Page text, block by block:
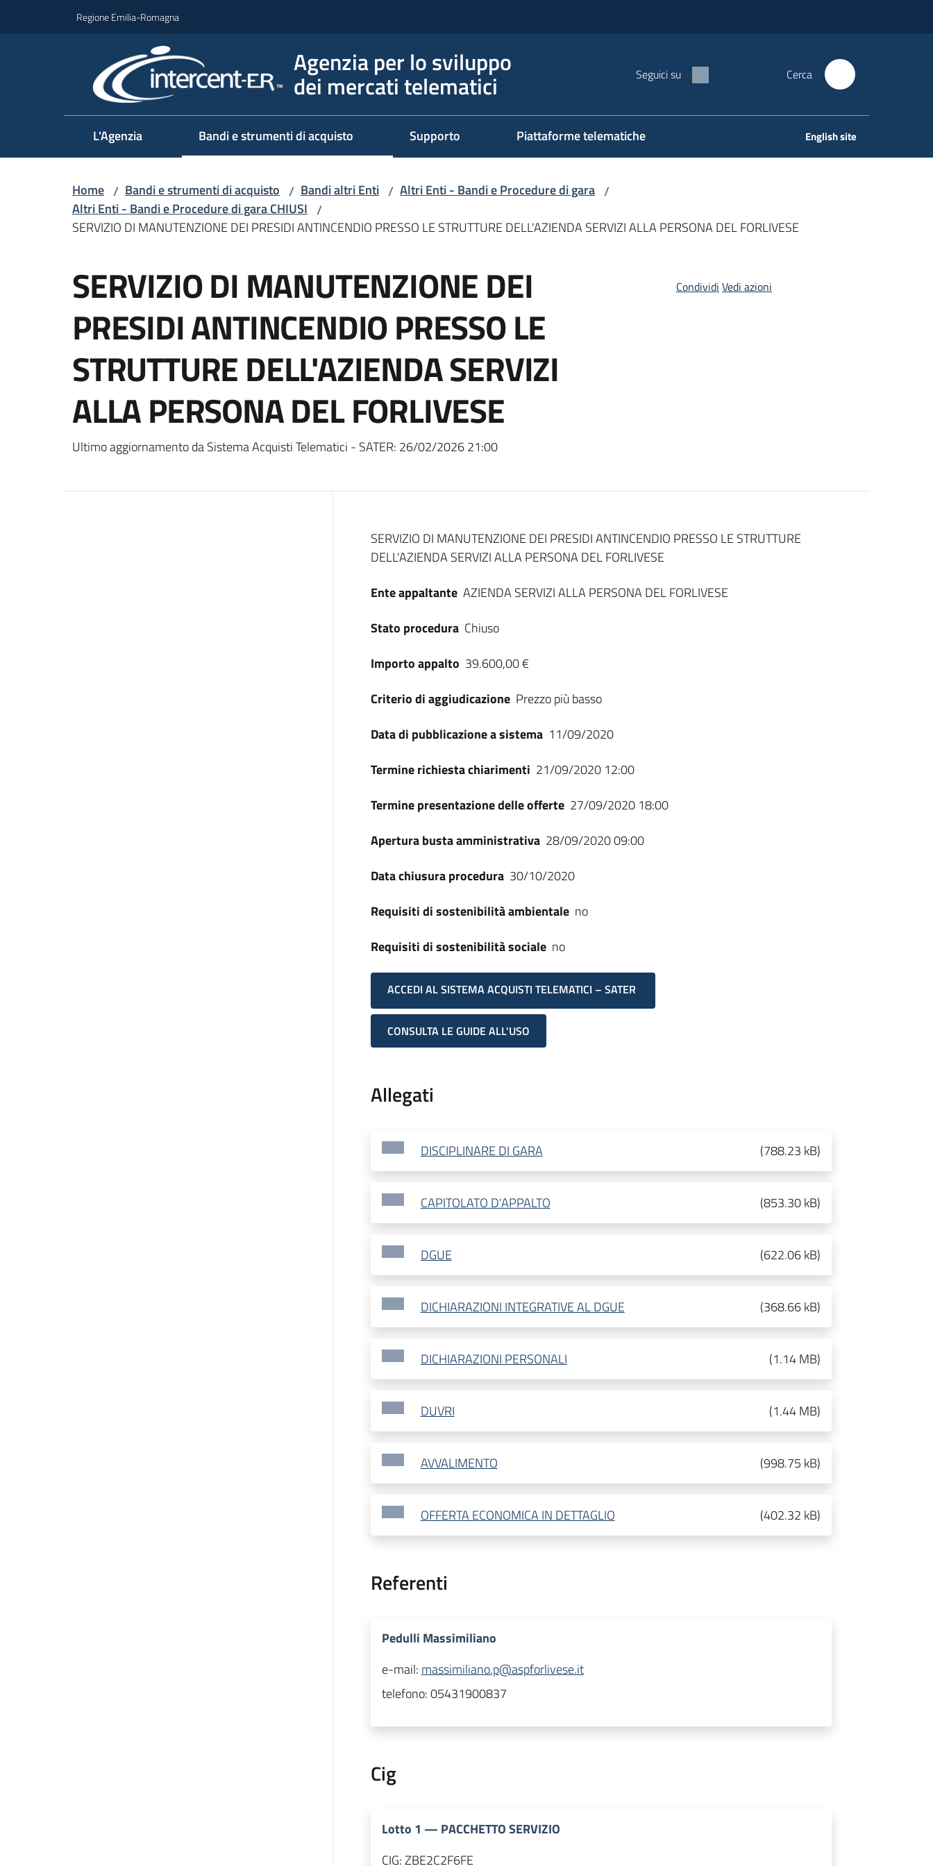
Regione Emilia-Romagna
Agenzia per lo sviluppo
dei mercati telematici Seguici su Cerca
L'Agenzia Bandi e strumenti di acquisto Supporto Piattaforme telematiche English site
Home / Bandi e strumenti di acquisto / Bandi altri Enti / Altri Enti - Bandi e Procedure di gara /
Altri Enti - Bandi e Procedure di gara CHIUSI /
SERVIZIO DI MANUTENZIONE DEI PRESIDI ANTINCENDIO PRESSO LE STRUTTURE DELL'AZIENDA SERVIZI ALLA PERSONA DEL FORLIVESE
SERVIZIO DI MANUTENZIONE DEI
PRESIDI ANTINCENDIO PRESSO LE
STRUTTURE DELL'AZIENDA SERVIZI
ALLA PERSONA DEL FORLIVESE
Ultimo aggiornamento da Sistema Acquisti Telematici - SATER: 26/02/2026 21:00
Condividi Vedi azioni
Dati del bando
SERVIZIO DI MANUTENZIONE DEI PRESIDI ANTINCENDIO PRESSO LE STRUTTURE
DELL'AZIENDA SERVIZI ALLA PERSONA DEL FORLIVESE
Ente appaltante AZIENDA SERVIZI ALLA PERSONA DEL FORLIVESE
Stato procedura Chiuso
Importo appalto 39.600,00 €
Criterio di aggiudicazione Prezzo più basso
Data di pubblicazione a sistema 11/09/2020
Termine richiesta chiarimenti 21/09/2020 12:00
Termine presentazione delle offerte 27/09/2020 18:00
Apertura busta amministrativa 28/09/2020 09:00
Data chiusura procedura 30/10/2020
Requisiti di sostenibilità ambientale no
Requisiti di sostenibilità sociale no
ACCEDI AL SISTEMA ACQUISTI TELEMATICI – SATER
CONSULTA LE GUIDE ALL'USO
Allegati
DISCIPLINARE DI GARA (788.23 kB)
CAPITOLATO D'APPALTO (853.30 kB)
DGUE (622.06 kB)
DICHIARAZIONI INTEGRATIVE AL DGUE (368.66 kB)
DICHIARAZIONI PERSONALI (1.14 MB)
DUVRI (1.44 MB)
AVVALIMENTO (998.75 kB)
OFFERTA ECONOMICA IN DETTAGLIO (402.32 kB)
Referenti
Pedulli Massimiliano
e-mail: massimiliano.p@aspforlivese.it
telefono:05431900837
Cig
Lotto 1 — PACCHETTO SERVIZIO
CIG:ZBE2C2F6FE